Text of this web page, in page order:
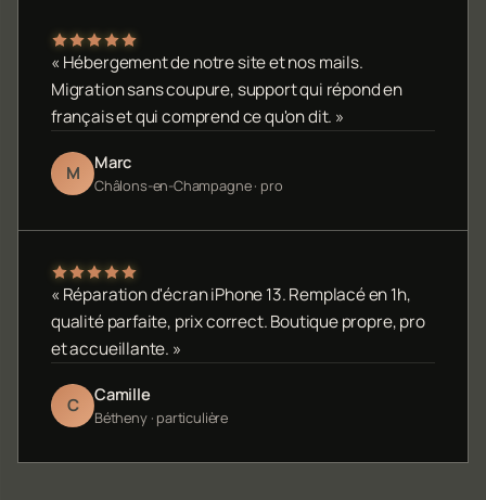
« Hébergement de notre site et nos mails.
Migration sans coupure, support qui répond en
français et qui comprend ce qu'on dit. »
M Marc
Châlons-en-Champagne · pro
« Réparation d'écran iPhone 13. Remplacé en 1h,
qualité parfaite, prix correct. Boutique propre, pro
et accueillante. »
C Camille
Bétheny · particulière